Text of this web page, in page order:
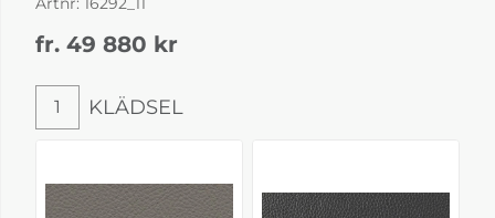
fr. 49 880 kr
Klädsel
1 KLÄDSEL